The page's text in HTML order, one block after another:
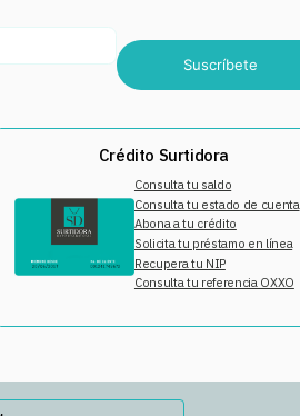
Suscríbete
Crédito Surtidora
Consulta tu saldo
Consulta tu estado de cuenta
Abona a tu crédito
Solicita tu préstamo en línea
Recupera tu NIP
Consulta tu referencia OXXO